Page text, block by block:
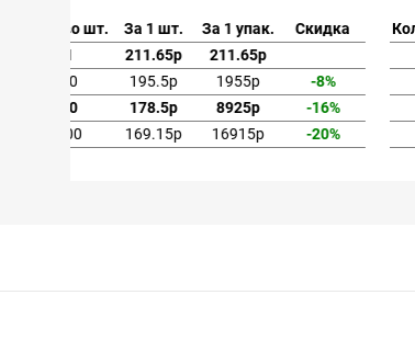
Кол-во шт. За 1 шт. За 1 упак.
Скидка
211.65р
211.65р
195.5р
178.5р 8925р
100
169.15р 16915р